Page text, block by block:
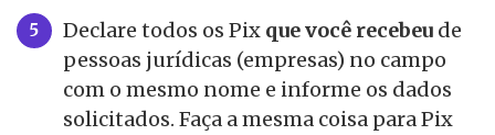
Declare todos os Pix que você recebeu de
pessoas jurídicas (empresas) no campo
com o mesmo nome e informe os dados
solicitados. Faça a mesma coisa para Pix